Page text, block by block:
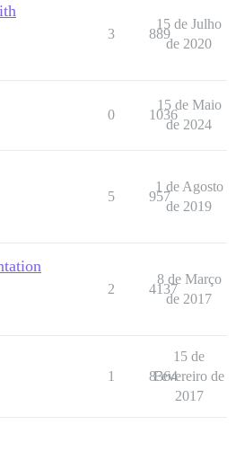
3 889
15 de Julho
de 2020
0 1036
15 de Maio
de 2024
5 957
1 de Agosto
de 2019
2 4137
8 de Março
de 2017
1 8364
15 de
Fevereiro de
2017